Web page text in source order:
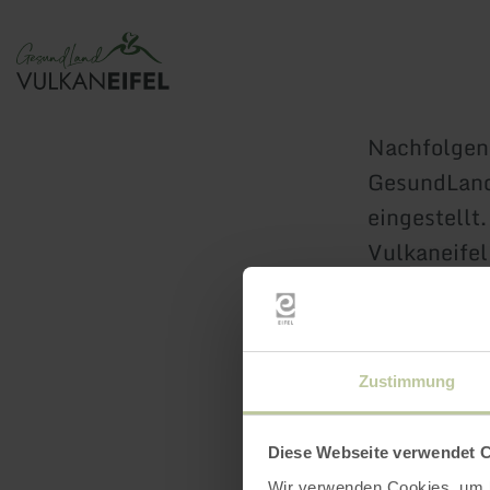
Zustimmung
Diese Webseite verwendet
zur
Startseite